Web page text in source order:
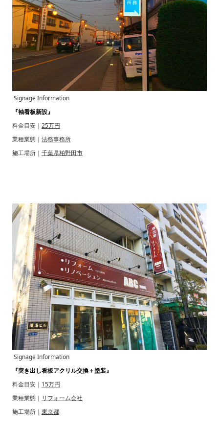
Signage Information
『袖看板新設』
料金目安｜ 25万円
業種業態｜ 法務事務所
施工場所｜ 千葉県柏野田市
Signage Information
『突き出し看板アクリル交換＋塗装』
料金目安｜ 15万円
業種業態｜ リフォーム会社
施工場所｜ 東京都